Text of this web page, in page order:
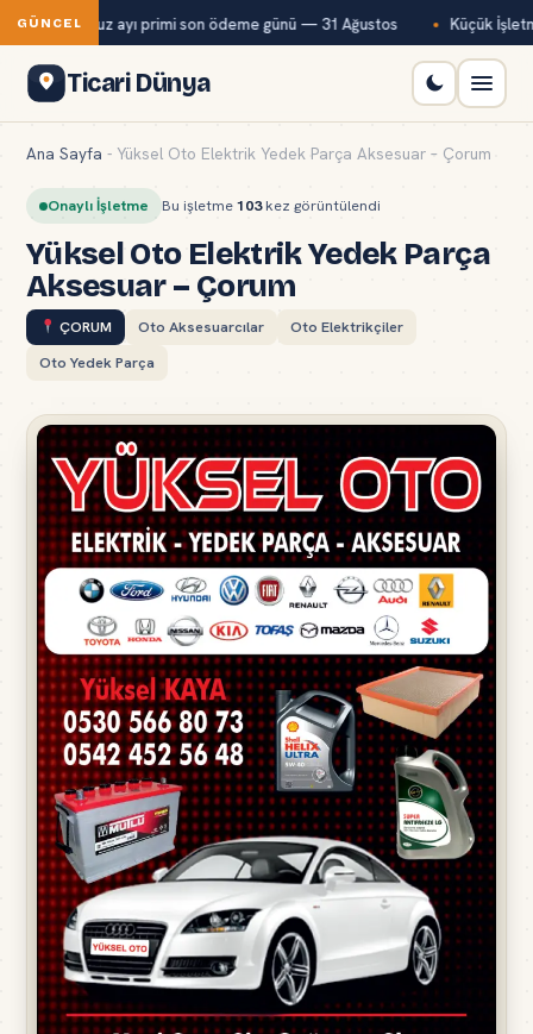
GÜNCEL
Kur temmuz ayı primi son ödeme günü — 31 Ağustos Küçük
Ticari Dünya
Ana Sayfa - Yüksel Oto Elektrik Yedek Parça Aksesuar – Çorum
Onaylı İşletme Bu işletme103kez görüntülendi
Yüksel Oto Elektrik Yedek Parça
Aksesuar – Çorum
ÇORUM Oto Aksesuarcılar
Oto Elektrikçiler
Oto Yedek Parça